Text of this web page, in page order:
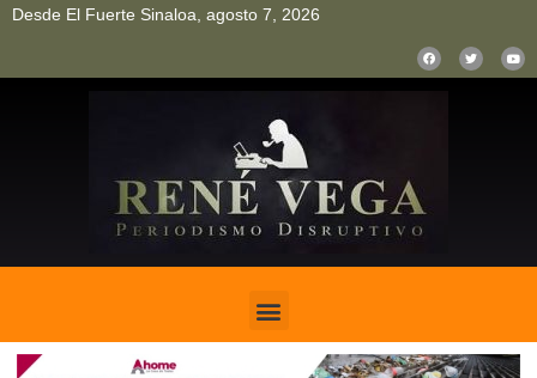
Desde El Fuerte Sinaloa, agosto 7, 2026